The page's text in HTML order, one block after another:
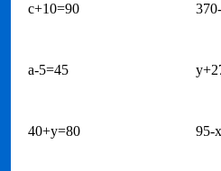
с+10=90
а-5=45
40+у=80 95-